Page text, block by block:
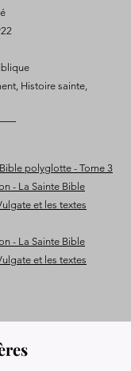
Histoire sainte,
polyglotte - Tome 3
- La Sainte Bible
et les textes
- La Sainte Bible
et les textes